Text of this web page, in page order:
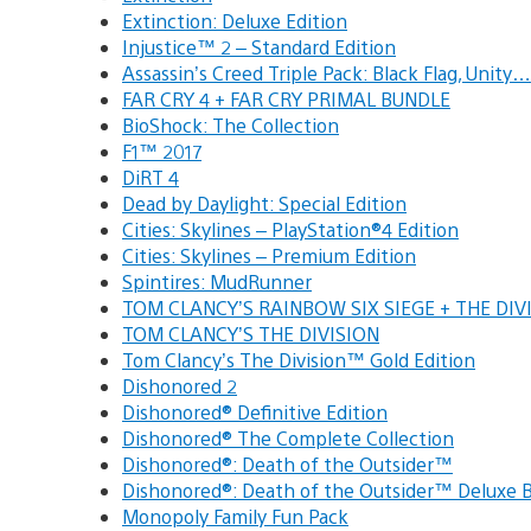
Extinction: Deluxe Edition
Injustice™ 2 – Standard Edition
Assassin’s Creed Triple Pack: Black Flag, Unity…
FAR CRY 4 + FAR CRY PRIMAL BUNDLE
BioShock: The Collection
F1™ 2017
DiRT 4
Dead by Daylight: Special Edition
Cities: Skylines – PlayStation®4 Edition
Cities: Skylines – Premium Edition
Spintires: MudRunner
TOM CLANCY’S RAINBOW SIX SIEGE + THE
TOM CLANCY’S THE DIVISION
Tom Clancy’s The Division™ Gold Edition
Dishonored 2
Dishonored® Definitive Edition
Dishonored® The Complete Collection
Dishonored®: Death of the Outsider™
Dishonored®: Death of the Outsider™ Deluxe
Monopoly Family Fun Pack